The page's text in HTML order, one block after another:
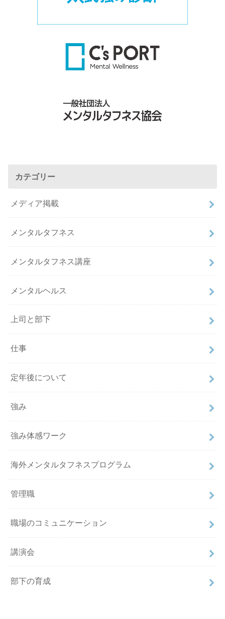
カテゴリー
メディア掲載
メンタルタフネス
メンタルタフネス講座
メンタルヘルス
上司と部下
仕事
定年後について
強み
強み体感ワーク
海外メンタルタフネスプログラム
管理職
職場のコミュニケーション
講演会
部下の育成